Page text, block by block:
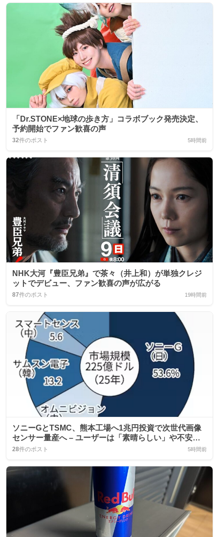
「Dr.STONE×地球の歩き方」コラボブック発売決定、
予約開始でファン歓喜の声
32件のポスト 5時間前
NHK大河『豊臣兄弟』で茶々（井上和）が単独クレジ
ットでデビュー、ファン歓喜の声が広がる
87件のポスト 19時間前
ソニーGとTSMC、熊本工場へ1兆円投資で次世代画像
センサー量産へ – ユーザーは「素晴らしい」や不安の
声も
28件のポスト 5時間前